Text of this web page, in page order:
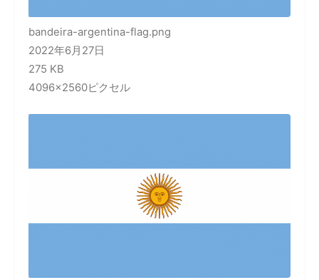
bandeira-argentina-flag.png
2022年6月27日
275 KB
4096×2560ピクセル